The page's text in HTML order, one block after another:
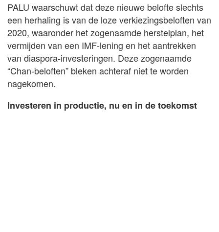
PALU waarschuwt dat deze nieuwe belofte slechts
een herhaling is van de loze verkiezingsbeloften van
2020, waaronder het zogenaamde herstelplan, het
vermijden van een IMF-lening en het aantrekken
van diaspora-investeringen. Deze zogenaamde
“Chan-beloften” bleken achteraf niet te worden
nagekomen.
Investeren in productie, nu en in de toekomst